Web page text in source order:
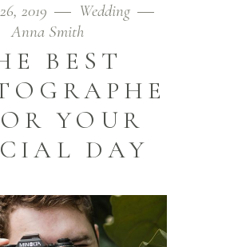
2019
Wedding
Anna Smith
BEST
YOUR
DAY